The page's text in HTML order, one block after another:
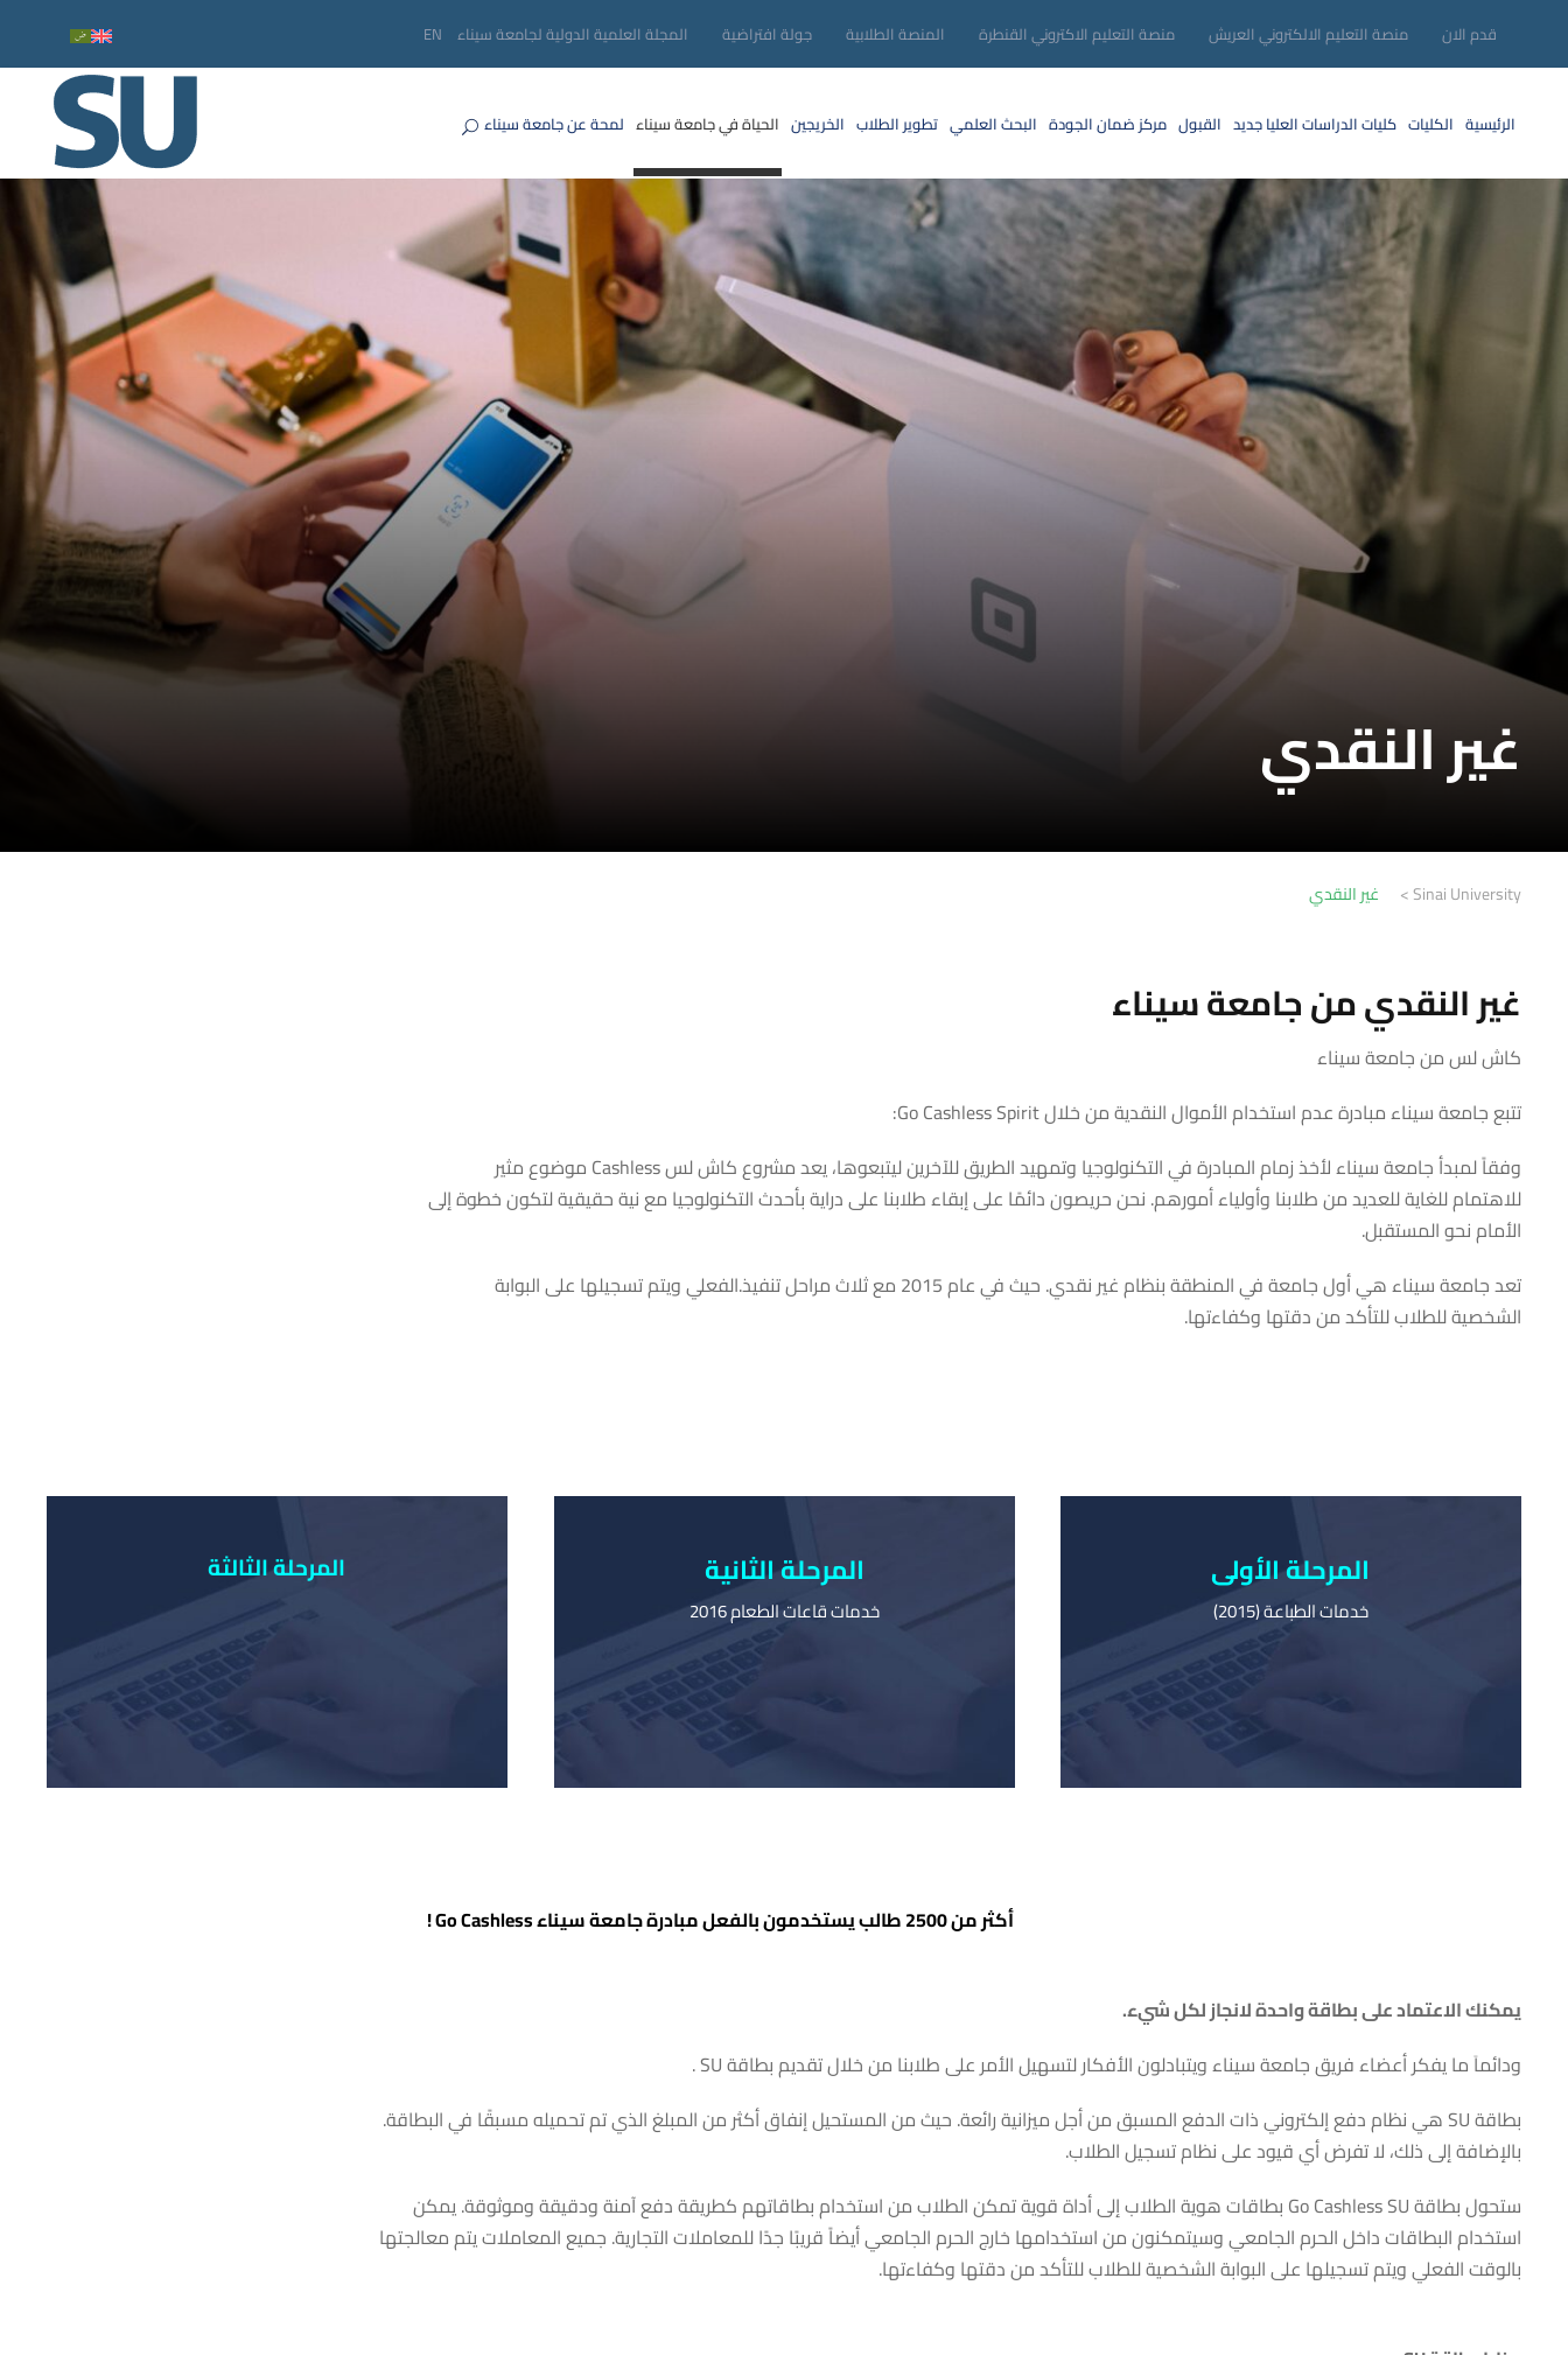
قدم الان منصة التعليم الالكتروني العريش منصة التعليم الاكتروني القنطرة المنصة الطلابية جولة افتراضية المجلة العلمية الدولية لجامعة سيناء EN
الرئيسية الكليات كليات الدراسات العلياجديد القبول مركز ضمان الجودة البحث العلمي تطوير الطلاب الخريجين الحياة في جامعة سيناء لمحة عن جامعة سيناء
غير النقدي
Sinai University
> غير النقدي
غير النقدي من جامعة سيناء
كاش لس من جامعة سيناء
تتبع جامعة سيناء مبادرة عدم استخدام الأموال النقدية من خلال Go Cashless Spirit:
وفقاً لمبدأ جامعة سيناء لأخذ زمام المبادرة في التكنولوجيا وتمهيد الطريق للآخرين ليتبعوها، يعد مشروع كاش لس Cashless موضوع مثير
للاهتمام للغاية للعديد من طلابنا وأولياء أمورهم. نحن حريصون دائمًا على إبقاء طلابنا على دراية بأحدث التكنولوجيا مع نية حقيقية لتكون خطوة إلى
الأمام نحو المستقبل.
تعد جامعة سيناء هي أول جامعة في المنطقة بنظام غير نقدي. حيث في عام 2015 مع ثلاث مراحل تنفيذ.الفعلي ويتم تسجيلها على البوابة
الشخصية للطلاب للتأكد من دقتها وكفاءتها.
المرحلة الأولى
خدمات الطباعة (2015)
خدمات الطباعة (2015)
يمكنك طباعة وشراء الكتب من مكتبتنا باستخدام
بطاقتك الشخصية فقط، ولا يتوجب عليك الدفع نقدًا.
المرحلة الثانية
خدمات قاعات الطعام 2016
خدمات قاعات الطعام 2016
يستطيع الطلاب شراء الطعام والمشروبات عن طريق
دفع قيمتها باستخدام بطاقة الطالب الخاصة بهم
المرحلة الثالثة
لا تزال الحافلات والإقامات الجامعية ودور السينما
ومتجر الاتحاد الطلابي تحت الإنشاء وسيتم إطلاقها
بحلول نهاية عام 2021
أكثر من 2500 طالب يستخدمون بالفعل مبادرة جامعة سيناء Go Cashless !
يمكنك الاعتماد على بطاقة واحدة لانجاز لكل شيء.
ودائماَ ما يفكر أعضاء فريق جامعة سيناء ويتبادلون الأفكار لتسهيل الأمر على طلابنا من خلال تقديم بطاقة SU .
بطاقة SU هي نظام دفع إلكتروني ذات الدفع المسبق من أجل ميزانية رائعة. حيث من المستحيل إنفاق أكثر من المبلغ الذي تم تحميله مسبقًا في البطاقة.
بالإضافة إلى ذلك، لا تفرض أي قيود على نظام تسجيل الطلاب.
ستحول بطاقة Go Cashless SU بطاقات هوية الطلاب إلى أداة قوية تمكن الطلاب من استخدام بطاقاتهم كطريقة دفع آمنة ودقيقة وموثوقة. يمكن
استخدام البطاقات داخل الحرم الجامعي وسيتمكنون من استخدامها خارج الحرم الجامعي أيضاً قريبًا جدًا للمعاملات التجارية. جميع المعاملات يتم معالجتها
بالوقت الفعلي ويتم تسجيلها على البوابة الشخصية للطلاب للتأكد من دقتها وكفاءتها.